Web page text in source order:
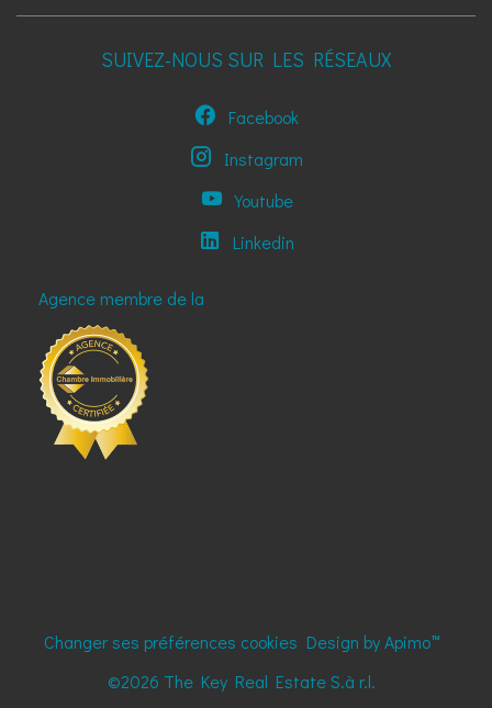
SUIVEZ-NOUS SUR LES RÉSEAUX
Facebook
Instagram
Youtube
Linkedin
Agence membre de la
Changer ses préférences cookies Design byApimo™
©2026 The Key Real Estate S.à r.l.